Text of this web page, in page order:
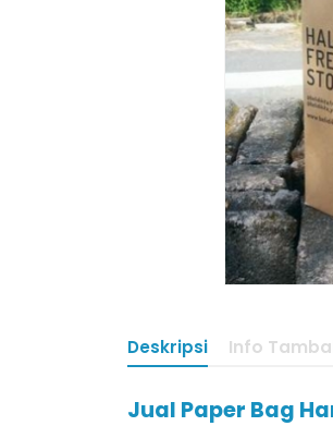
Deskripsi Info
Jual Paper Bag